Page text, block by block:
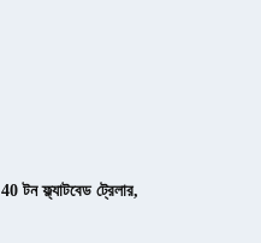
40 টন ফ্ল্যাটবেড ট্রেলার,